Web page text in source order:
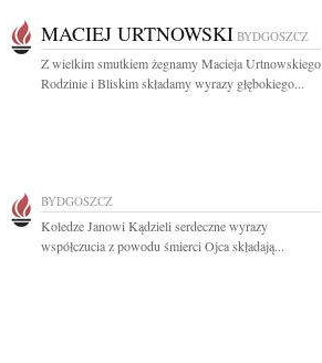
MACIEJ URTNOWSKI BYDGOSZCZ
Z wielkim smutkiem żegnamy Macieja Urtnowskiego
Rodzinie i Bliskim składamy wyrazy głębokiego...
BYDGOSZCZ
Koledze Janowi Kądzieli serdeczne wyrazy
współczucia z powodu śmierci Ojca składają...